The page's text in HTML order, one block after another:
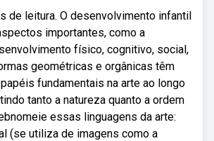
de leitura. O desenvolvimento infantil
importantes, como a
físico, cognitivo, social,
geométricas e orgânicas têm
fundamentais na arte ao longo
tanto a natureza quanto a ordem
essas linguagens da arte:
(se utiliza de imagens como a